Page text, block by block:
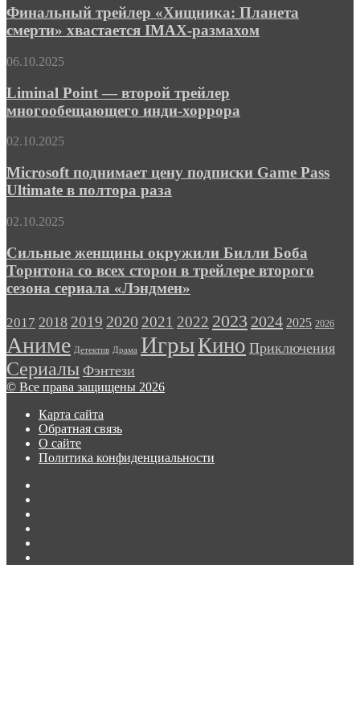
шпионского
триллера
«Хищника:
смерти»
IMAX-
Финальный трейлер «Хищника: Планета
смерти» хвастается IMAX-размахом
Liminal
—
второй
трейлер
инди-
06.10.2025
Liminal Point — второй трейлер
многообещающего инди-хоррора
Microsoft
цену
подписки
Game
Ultimate
полтора
раза
02.10.2025
Microsoft поднимает цену подписки Game Pass
Ultimate в полтора раза
Сильные
окружили
Билли
Боба
Торнтона
всех
сторон
в
трейлере
второго
сезона
сериала
«Лэндмен»
02.10.2025
Сильные женщины окружили Билли Боба
Торнтона со всех сторон в трейлере второго
сезона сериала «Лэндмен»
2017 2018 2019 2020 2021 2022 2023 2024 2025 2026
Аниме Детектив Драма ИгрыКино Приключения
Сериалы Фэнтези
© Все права защищены 2026
Карта сайта
Обратная связь
О сайте
Политика конфиденциальности